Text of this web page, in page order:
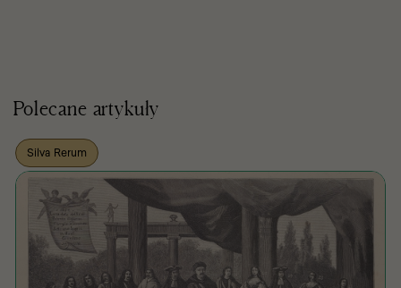
Polecane artykuły
Silva Rerum